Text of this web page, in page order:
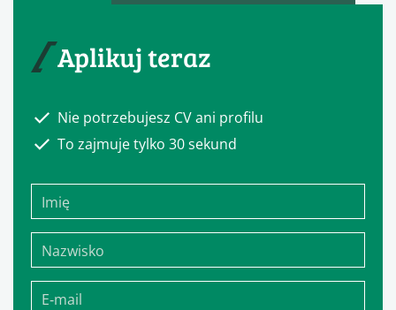
Aplikuj teraz
Nie potrzebujesz CV ani profilu
To zajmuje tylko 30 sekund